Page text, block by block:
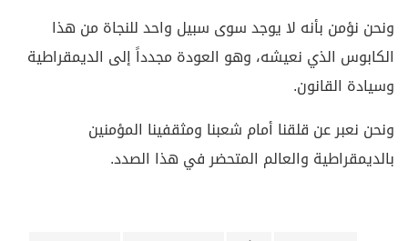
ونحن نؤمن بأنه لا يوجد سوى سبيل واحد للنجاة من هذا
الكابوس الذي نعيشه، وهو العودة مجدداً إلى الديمقراطية
وسيادة القانون.
ونحن نعبر عن قلقنا أمام شعبنا ومثقفينا المؤمنين
بالديمقراطية والعالم المتحضر في هذا الصدد.